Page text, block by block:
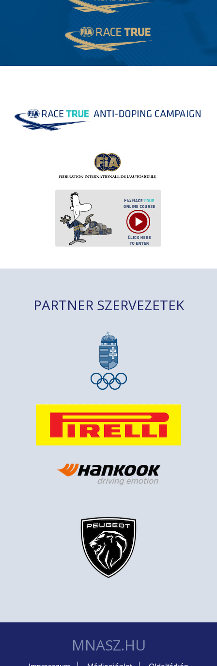
PARTNER SZERVEZETEK
MNASZ.HU